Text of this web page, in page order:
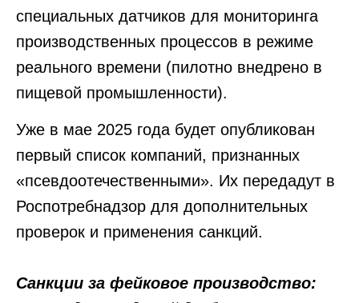
специальных датчиков для мониторинга
производственных процессов в режиме
реального времени (пилотно внедрено в
пищевой промышленности).
Уже в мае 2025 года будет опубликован
первый список компаний, признанных
«псевдоотечественными». Их передадут в
Роспотребнадзор для дополнительных
проверок и применения санкций.
Санкции за фейковое производство: